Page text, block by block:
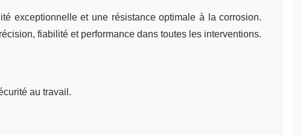
exceptionnelle et une résistance optimale à la corrosion.
fiabilité et performance dans toutes les interventions.
au travail.